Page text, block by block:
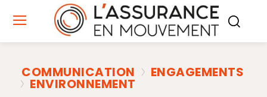
COMMUNICATION ENGAGEMENTS
ENVIRONNEMENT